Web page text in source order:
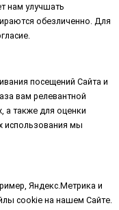
нам улучшать
обезличенно. Для
посещений Сайта и
вам релевантной
а также для оценки
использования мы
Яндекс.Метрика и
cookie на нашем Сайте.